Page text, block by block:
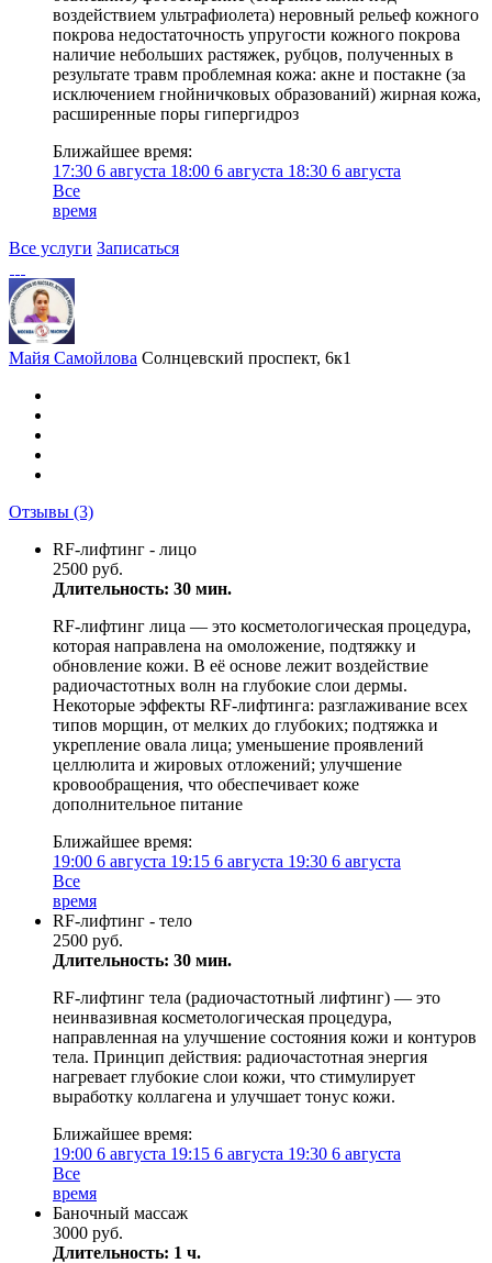
воздействием ультрафиолета) неровный рельеф кожного
покрова недостаточность упругости кожного покрова
наличие небольших растяжек, рубцов, полученных в
результате травм проблемная кожа: акне и постакне (за
исключением гнойничковых образований) жирная кожа,
расширенные поры гипергидроз
Ближайшее время:
17:30 6 августа 18:00 6 августа 18:30 6 августа
Все
время
Все услуги Записаться
Майя Самойлова Солнцевский проспект, 6к1
Отзывы (3)
RF-лифтинг - лицо
2500 руб.
Длительность: 30 мин.
RF-лифтинг лица — это косметологическая процедура,
которая направлена на омоложение, подтяжку и
обновление кожи. В её основе лежит воздействие
радиочастотных волн на глубокие слои дермы.
Некоторые эффекты RF-лифтинга: разглаживание всех
типов морщин, от мелких до глубоких; подтяжка и
укрепление овала лица; уменьшение проявлений
целлюлита и жировых отложений; улучшение
кровообращения, что обеспечивает коже
дополнительное питание
Ближайшее время:
19:00 6 августа 19:15 6 августа 19:30 6 августа
Все
время
RF-лифтинг - тело
2500 руб.
Длительность: 30 мин.
RF-лифтинг тела (радиочастотный лифтинг) — это
неинвазивная косметологическая процедура,
направленная на улучшение состояния кожи и контуров
тела. Принцип действия: радиочастотная энергия
нагревает глубокие слои кожи, что стимулирует
выработку коллагена и улучшает тонус кожи.
Ближайшее время:
19:00 6 августа 19:15 6 августа 19:30 6 августа
Все
время
Баночный массаж
3000 руб.
Длительность: 1 ч.